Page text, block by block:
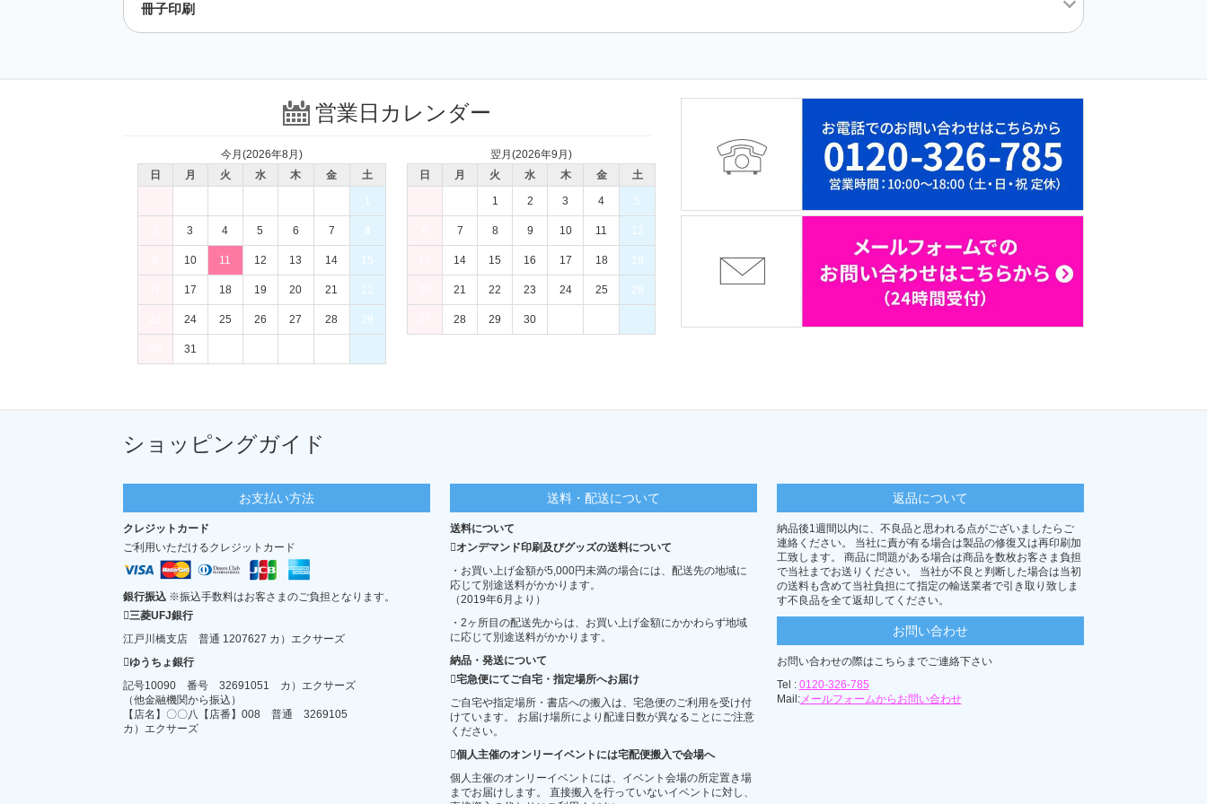
冊子印刷
営業日カレンダー
今月(2026年8月)
日
月 火 水 木 金 土
1
3 4 5 6 7 8
10 11 12 13 14 15
17 18 19 20 21 22
24 25 26 27 28 29
31
翌月(2026年9月)
日
月 火 水 木 金 土
1 2 3 4 5
7 8 9 10 11 12
14 15 16 17 18 19
21 22 23 24 25 26
28 29 30
ショッピングガイド
お支払い方法
クレジットカード
ご利用いただけるクレジットカード
銀行振込 ※振込手数料はお客さまのご負担となります。
三菱UFJ銀行
江戸川橋支店 普通 1207627 カ）エクサーズ
ゆうちょ銀行
記号10090 番号 32691051 カ）エクサーズ
（他金融機関から振込）
【店名】〇〇八【店番】008 普通 3269105
カ）エクサーズ
送料・配送について
送料について
オンデマンド印刷及びグッズの送料について
・お買い上げ金額が5,000円未満の場合には、配送先の地域に
応じて別途送料がかかります。
（2019年6月より）
・2ヶ所目の配送先からは、お買い上げ金額にかかわらず地域
に応じて別途送料がかかります。
納品・発送について
宅急便にてご自宅・指定場所へお届け
ご自宅や指定場所・書店への搬入は、宅急便のご利用を受け付
けています。 お届け場所により配達日数が異なることにご注意
ください。
個人主催のオンリーイベントには宅配便搬入で会場へ
個人主催のオンリーイベントには、イベント会場の所定置き場
までお届けします。 直接搬入を行っていないイベントに対し、
返品について
納品後1週間以内に、不良品と思われる点がございましたらご
連絡ください。 当社に責が有る場合は製品の修復又は再印刷加
工致します。 商品に問題がある場合は商品を数枚お客さま負担
で当社までお送りください。 当社が不良と判断した場合は当初
の送料も含めて当社負担にて指定の輸送業者で引き取り致しま
す不良品を全て返却してください。
お問い合わせ
お問い合わせの際はこちらまでご連絡下さい
Tel : 0120-326-785
Mail:メールフォームからお問い合わせ